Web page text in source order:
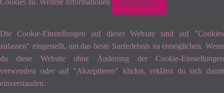
Die Cookie-Einstellungen auf dieser Website sind auf "Cookies
zulassen" eingestellt, um das beste Surferlebnis zu ermöglichen. Wenn
du diese Website ohne Änderung der Cookie-Einstellungen
verwendest oder auf "Akzeptieren" klickst, erklärst du sich damit
einverstanden.